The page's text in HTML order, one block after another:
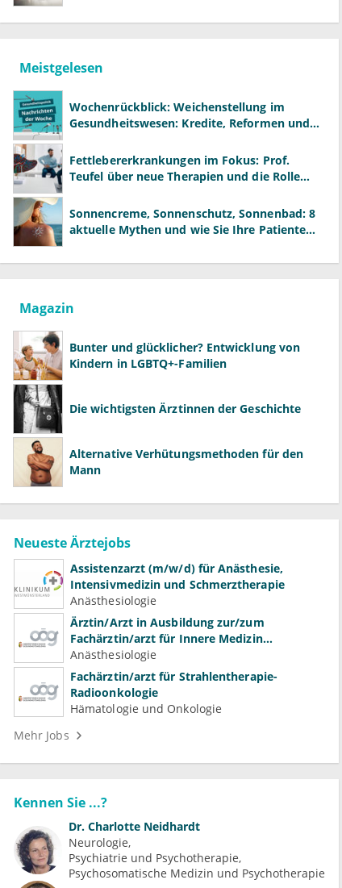
Meistgelesen
Wochenrückblick: Weichenstellung im
Gesundheitswesen: Kredite, Reformen und
Fettlebererkrankungen im Fokus: Prof.
Teufel über neue Therapien und die Rolle
Sonnencreme, Sonnenschutz, Sonnenbad: 8
aktuelle Mythen und wie Sie Ihre Patienten
Magazin
Bunter und glücklicher? Entwicklung von
Kindern in LGBTQ+-Familien
Die wichtigsten Ärztinnen der Geschichte
Alternative Verhütungsmethoden für den
Mann
Neueste Ärztejobs
Assistenzarzt (m/w/d) für Anästhesie,
Intensivmedizin und Schmerztherapie
Anästhesiologie
Ärztin/Arzt in Ausbildung zur/zum
Fachärztin/arzt für Innere Medizin
(Kardiologie, Nephrologie, Intensivmedizin)
Anästhesiologie
Fachärztin/arzt für Strahlentherapie-
Radioonkologie
Hämatologie und Onkologie
Mehr Jobs
Kennen Sie ...?
Dr. Charlotte Neidhardt
Neurologie
Psychiatrie und Psychotherapie
Psychosomatische Medizin und Psychotherapie